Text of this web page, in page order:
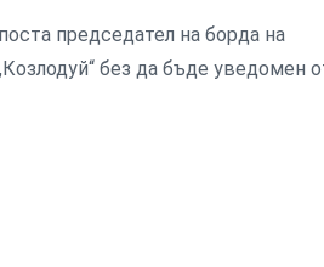
председател на борда на
без да бъде уведомен